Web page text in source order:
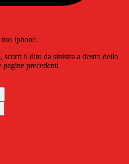
Iphone.
scorri il dito da sinistra a destra dello
pagine precedenti